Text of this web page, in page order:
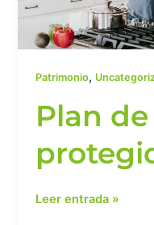
Patrimonio,
Plan
Leer entrada »